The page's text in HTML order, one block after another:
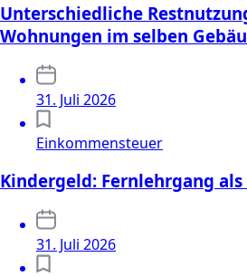
Unterschiedliche
Wohnungen im selben
31. Juli 2026
Einkommensteuer
Kindergeld: Fernlehrgang
31. Juli 2026